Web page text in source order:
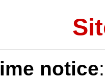
notice